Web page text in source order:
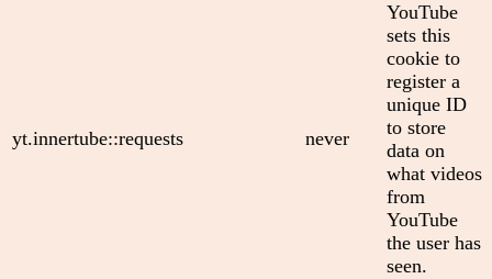
yt.innertube::requests never
YouTube
sets this
cookie to
register a
unique ID
to store
data on
what videos
from
YouTube
the user has
seen.